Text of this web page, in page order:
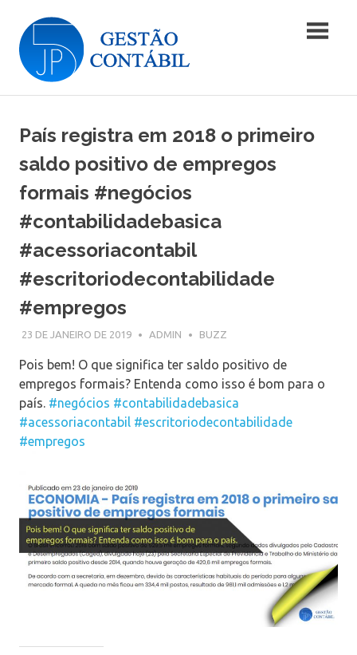
content
Gestão
Contábil
Gestão
Contábil
País registra em 2018 o primeiro
saldo positivo de empregos
formais #negócios
#contabilidadebasica
#acessoriacontabil
#escritoriodecontabilidade
#empregos
23 DE JANEIRO DE 2019 ADMIN BUZZ
Pois bem! O que significa ter saldo positivo de
empregos formais? Entenda como isso é bom para o
país. #negócios #contabilidadebasica
#acessoriacontabil #escritoriodecontabilidade
#empregos